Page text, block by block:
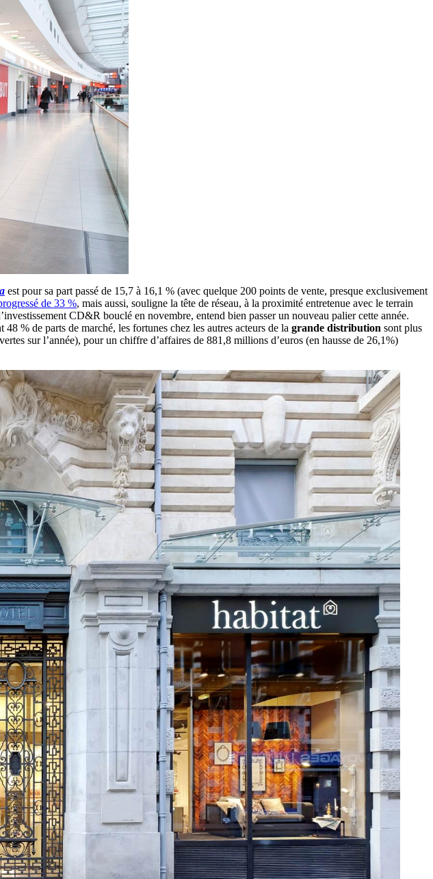
est pour sa part passé de 15,7 à 16,1 % (avec quelque 200 points de vente, presque exclusivement
de 33 %, mais aussi, souligne la tête de réseau, à la proximité entretenue avec le terrain
CD&R bouclé en novembre, entend bien passer un nouveau palier cette année.
% de parts de marché, les fortunes chez les autres acteurs de la grande distribution sont plus
sur l’année), pour un chiffre d’affaires de 881,8 millions d’euros (en hausse de 26,1%)